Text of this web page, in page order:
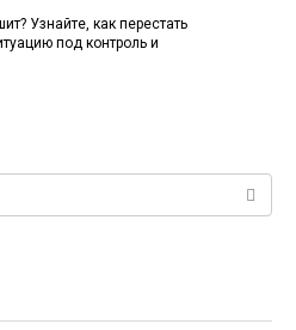
Узнайте, как перестать
под контроль и